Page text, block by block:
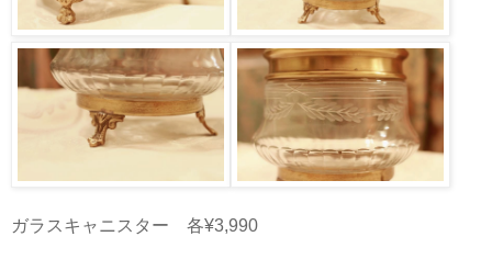
ガラスキャニスター 各¥3,990